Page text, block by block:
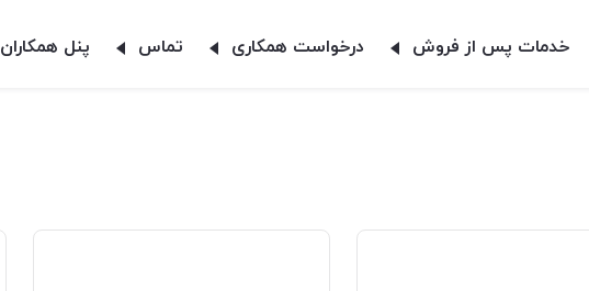
خدمات پس از فروش درخواست همکاری تماس پنل همکاران